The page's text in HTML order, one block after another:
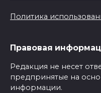
Политика
Правовая
Редакция не несет
предпринятые на
информации.